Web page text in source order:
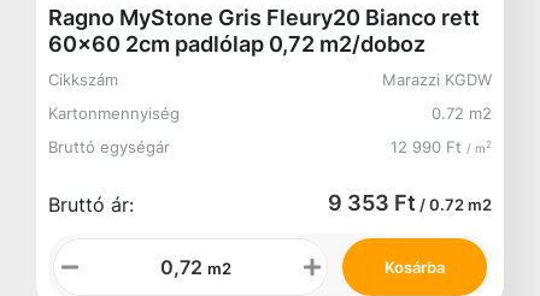
Ragno MyStone Gris Fleury20 Bianco rett
60x60 2cm padlólap 0,72 m2/doboz
Cikkszám
Marazzi KGDW
Kartonmennyiség
0.72 m2
Bruttó egységár
12 990 Ft / m2
Bruttó ár: 9 353 Ft / 0.72 m2
m2 Kosárba